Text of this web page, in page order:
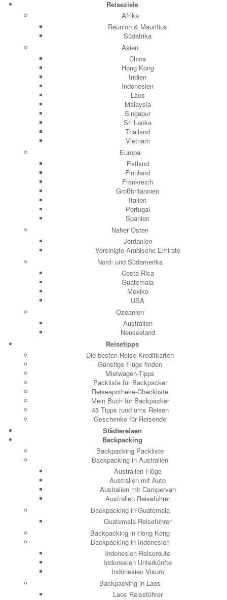
Reiseziele
Afrika
Réunion & Mauritius
Südafrika
Asien
China
Hong Kong
Indien
Indonesien
Laos
Malaysia
Singapur
Sri Lanka
Thailand
Vietnam
Europa
Estland
Finnland
Frankreich
Großbritannien
Italien
Portugal
Spanien
Naher Osten
Jordanien
Vereinigte Arabische Emirate
Nord- und Südamerika
Costa Rica
Guatemala
Mexiko
USA
Ozeanien
Australien
Neuseeland
Reisetipps
Die besten Reise-Kreditkarten
Günstige Flüge finden
Mietwagen-Tipps
Packliste für Backpacker
Reiseapotheke-Checkliste
Mein Buch für Backpacker
45 Tipps rund ums Reisen
Geschenke für Reisende
Städtereisen
Backpacking
Backpacking Packliste
Backpacking in Australien
Australien Flüge
Australien mit Auto
Australien mit Campervan
Australien Reiseführer
Backpacking in Guatemala
Guatemala Reiseführer
Backpacking in Hong Kong
Backpacking in Indonesien
Indonesien Reiseroute
Indonesien Unterkünfte
Indonesien Visum
Backpacking in Laos
Laos Reiseführer